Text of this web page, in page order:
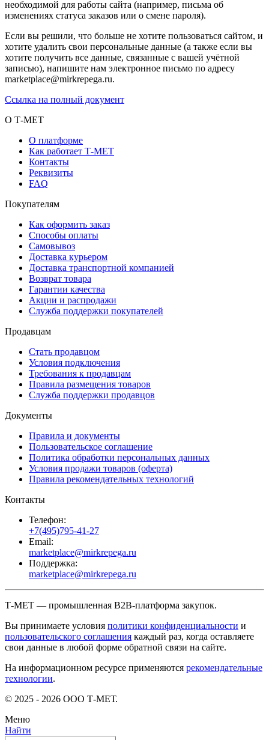
необходимой для работы сайта (например, письма об
изменениях статуса заказов или о смене пароля).
Если вы решили, что больше не хотите пользоваться сайтом, и
хотите удалить свои персональные данные (а также если вы
хотите получить все данные, связанные с вашей учётной
записью), напишите нам электронное письмо по адресу
marketplace@mirkrepega.ru.
Ссылка на полный документ
О Т-МЕТ
О платформе
Как работает Т-МЕТ
Контакты
Реквизиты
FAQ
Покупателям
Как оформить заказ
Способы оплаты
Самовывоз
Доставка курьером
Доставка транспортной компанией
Возврат товара
Гарантии качества
Акции и распродажи
Служба поддержки покупателей
Продавцам
Стать продавцом
Условия подключения
Требования к продавцам
Правила размещения товаров
Служба поддержки продавцов
Документы
Правила и документы
Пользовательское соглашение
Политика обработки персональных данных
Условия продажи товаров (оферта)
Правила рекомендательных технологий
Контакты
Телефон:
+7(495)795-41-27
Email:
marketplace@mirkrepega.ru
Поддержка:
marketplace@mirkrepega.ru
Т-МЕТ — промышленная B2B-платформа закупок.
Вы принимаете условия политики конфиденциальности и
пользовательского соглашения каждый раз, когда оставляете
свои данные в любой форме обратной связи на сайте.
На информационном ресурсе применяются рекомендательные
технологии.
© 2025 - 2026 ООО Т-МЕТ.
Меню
Найти